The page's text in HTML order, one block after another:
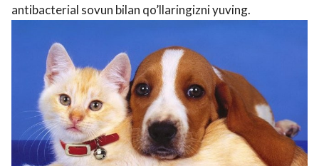
antibacterial sovun bilan qo’llaringizni yuving.